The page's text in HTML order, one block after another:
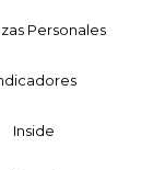
Personales
Inside